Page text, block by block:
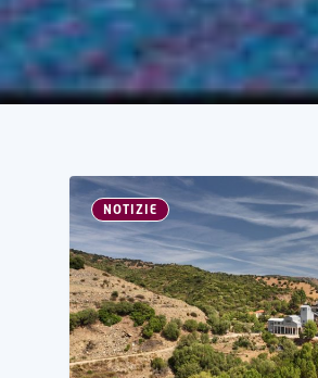
NOTIZIE